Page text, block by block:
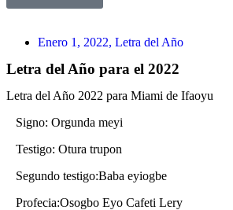
Enero 1, 2022, Letra del Año
Letra del Año para el 2022
Letra del Año 2022 para Miami de Ifaoyu
Signo: Orgunda meyi
Testigo: Otura trupon
Segundo testigo:Baba eyiogbe
Profecia:Osogbo Eyo Cafeti Lery